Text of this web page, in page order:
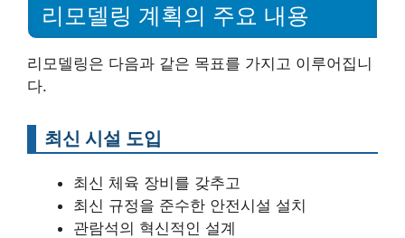
리모델링 계획의 주요 내용
리모델링은 다음과 같은 목표를 가지고 이루어집니
다.
최신 시설 도입
최신 체육 장비를 갖추고
최신 규정을 준수한 안전시설 설치
관람석의 혁신적인 설계